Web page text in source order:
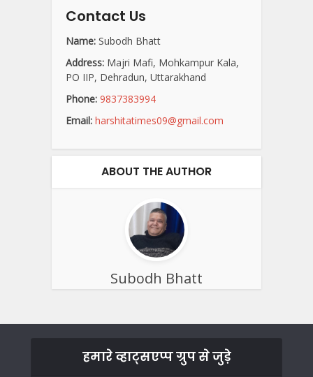
Contact Us
Name: Subodh Bhatt
Address: Majri Mafi, Mohkampur Kala,
PO IIP, Dehradun, Uttarakhand
Phone: 9837383994
Email: harshitatimes09@gmail.com
ABOUT THE AUTHOR
Subodh Bhatt
हमारे व्हाट्सएप्प ग्रुप से जुड़े